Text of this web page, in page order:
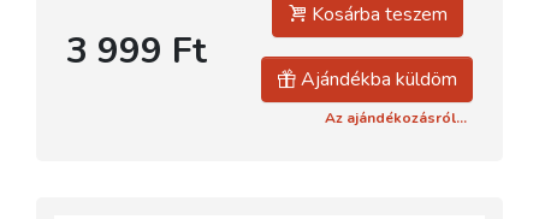
3 999 Ft
Kosárba teszem
Ajándékba küldöm
Az ajándékozásról...